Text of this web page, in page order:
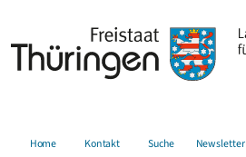
Home Kontakt Suche Newsletter